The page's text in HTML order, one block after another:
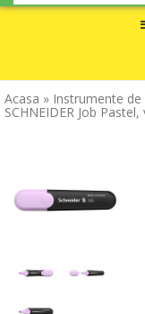
Acasa » Instrumente de
SCHNEIDER Job